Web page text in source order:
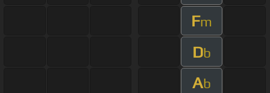
Fm
Db
Ab